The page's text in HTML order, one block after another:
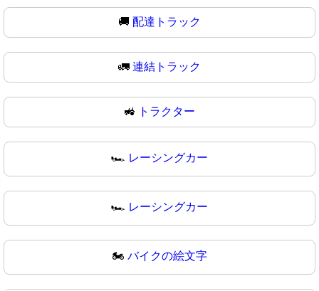
🚚 配達トラック
🚛 連結トラック
🚜 トラクター
🏎️ レーシングカー
🏎 レーシングカー
🏍️ バイクの絵文字